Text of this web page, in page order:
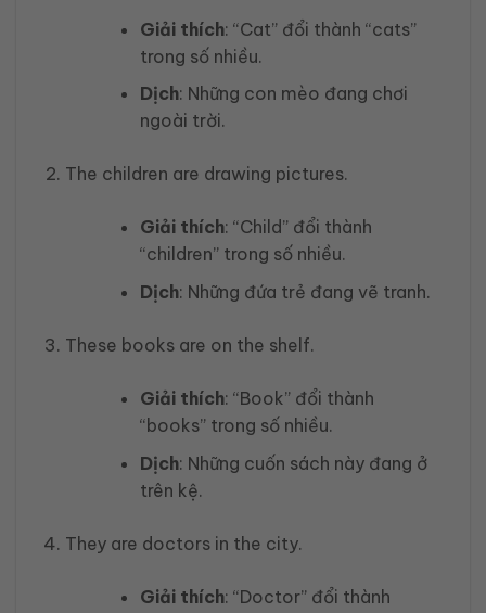
Giải thích: “Cat” đổi thành “cats”
trong số nhiều.
Dịch: Những con mèo đang chơi
ngoài trời.
The children are drawing pictures.
Giải thích: “Child” đổi thành
“children” trong số nhiều.
Dịch: Những đứa trẻ đang vẽ tranh.
These books are on the shelf.
Giải thích: “Book” đổi thành
“books” trong số nhiều.
Dịch: Những cuốn sách này đang ở
trên kệ.
They are doctors in the city.
Giải thích: “Doctor” đổi thành